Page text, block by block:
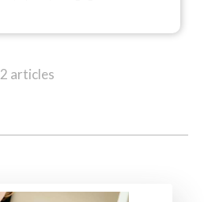
2 articles